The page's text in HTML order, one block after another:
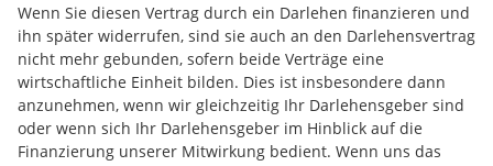
Wenn Sie diesen Vertrag durch ein Darlehen finanzieren und
ihn später widerrufen, sind sie auch an den Darlehensvertrag
nicht mehr gebunden, sofern beide Verträge eine
wirtschaftliche Einheit bilden. Dies ist insbesondere dann
anzunehmen, wenn wir gleichzeitig Ihr Darlehensgeber sind
oder wenn sich Ihr Darlehensgeber im Hinblick auf die
Finanzierung unserer Mitwirkung bedient. Wenn uns das